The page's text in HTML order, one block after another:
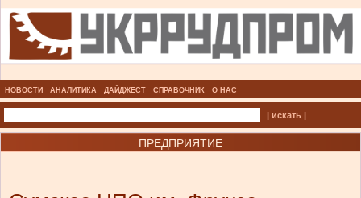
НОВОСТИ АНАЛИТИКА ДАЙДЖЕСТ СПРАВОЧНИК О НАС
| искать |
ПРЕДПРИЯТИЕ